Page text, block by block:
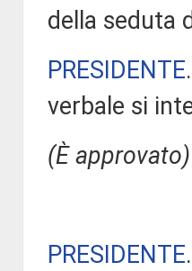
della seduta
PRESIDENTE
verbale si
(È approvato)
PRESIDENTE